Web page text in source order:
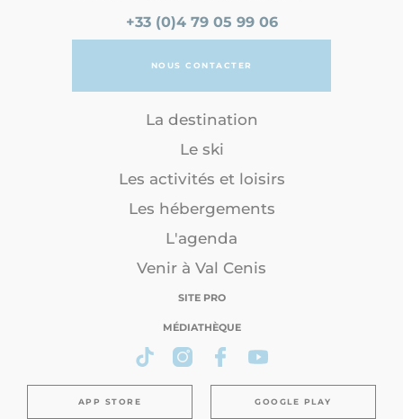
+33 (0)4 79 05 99 06
NOUS CONTACTER
La destination
Le ski
Les activités et loisirs
Les hébergements
L'agenda
Venir à Val Cenis
SITE PRO
MÉDIATHÈQUE
APP STORE GOOGLE PLAY